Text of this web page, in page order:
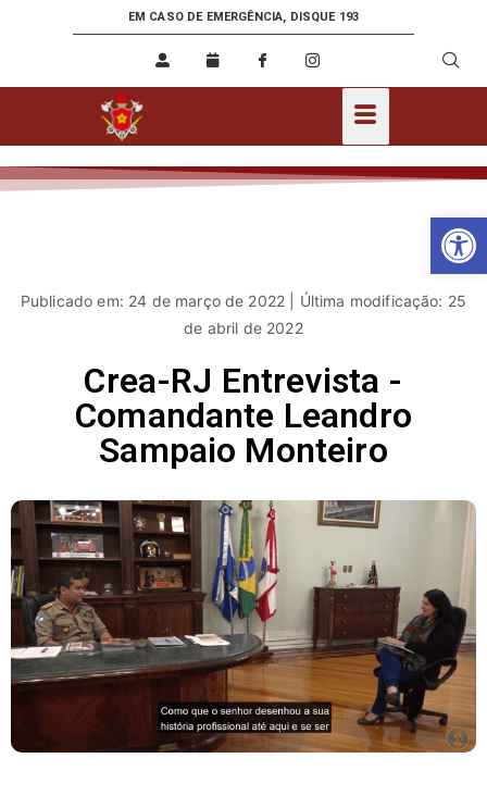
EM CASO DE EMERGÊNCIA, DISQUE 193
Publicado em: 24 de março de 2022 | Última modificação: 25
de abril de 2022
Crea-RJ Entrevista -
Comandante Leandro
Sampaio Monteiro